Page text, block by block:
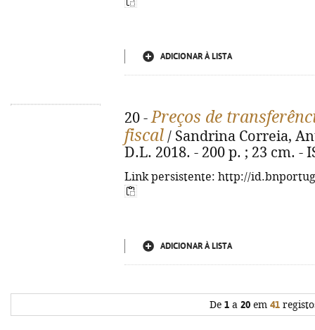
ADICIONAR À LISTA
20 -Preços de
fiscal / Sandrina Correia,
D.L. 2018. - 200 p. ; 23 cm. -
Link persistente: http://
ADICIONAR À LISTA
De 1a 20em 41